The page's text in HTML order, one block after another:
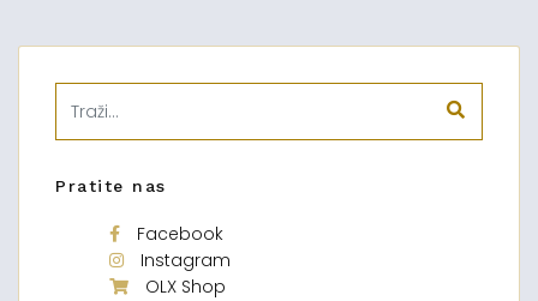
Pratite nas
Facebook
Instagram
OLX Shop